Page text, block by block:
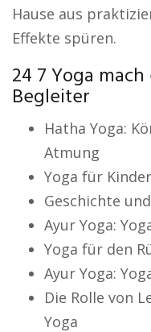
Hause aus
Effekte spüren.
24 7 Yoga
Begleiter
Hatha Yoga:
Atmung
Yoga für
Geschichte
Ayur Yoga:
Yoga für den
Ayur Yoga:
Die Rolle von
Yoga